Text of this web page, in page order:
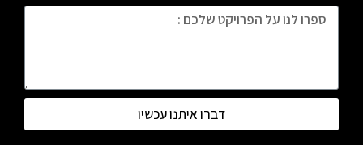
דברו איתנו עכשיו